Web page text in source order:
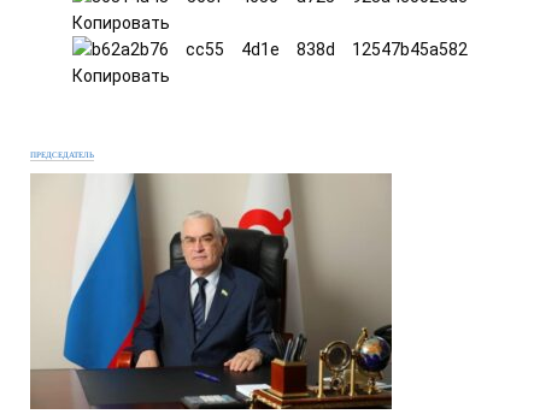
ПРЕДСЕДАТЕЛЬ